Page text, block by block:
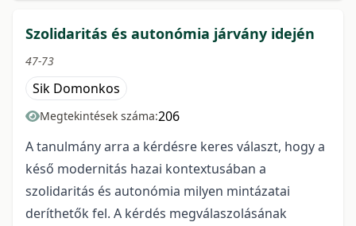
Szolidaritás és autonómia járvány idején
47-73
Sik Domonkos
Megtekintések száma:206
A tanulmány arra a kérdésre keres választ, hogy a
késő modernitás hazai kontextusában a
szolidaritás és autonómia milyen mintázatai
deríthetők fel. A kérdés megválaszolásának